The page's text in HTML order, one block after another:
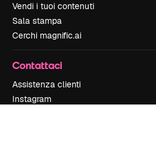
Vendi i tuoi contenuti
Sala stampa
Cerchi magnific.ai
Contattaci
Assistenza clienti
Instagram